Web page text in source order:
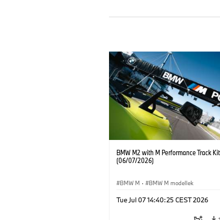
BMW M2 with M Performance Track
(06/07/2026)
BMW M · BMW M modellek
Tue Jul 07 14:40:25 CEST 2026